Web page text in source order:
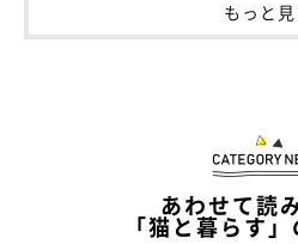
滑り止めシートやテープで動かな
動かない家具などで爪を研いでし
もっと見
あわせて読
「猫と暮らす